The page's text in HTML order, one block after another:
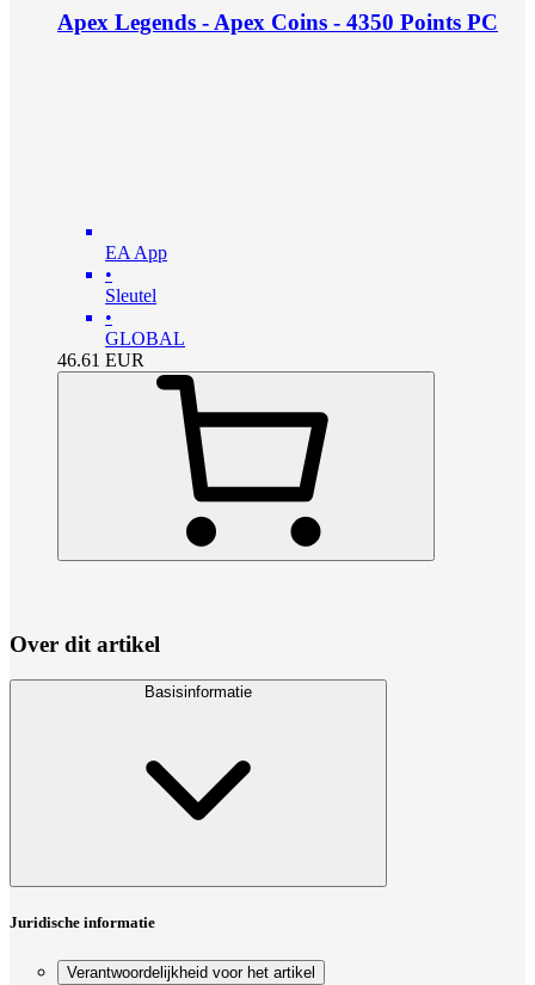
Apex Legends - Apex Coins - 4350 Points PC
EA App
•
Sleutel
•
GLOBAL
46.61 EUR
Over dit artikel
Basisinformatie
Juridische informatie
Verantwoordelijkheid voor het artikel